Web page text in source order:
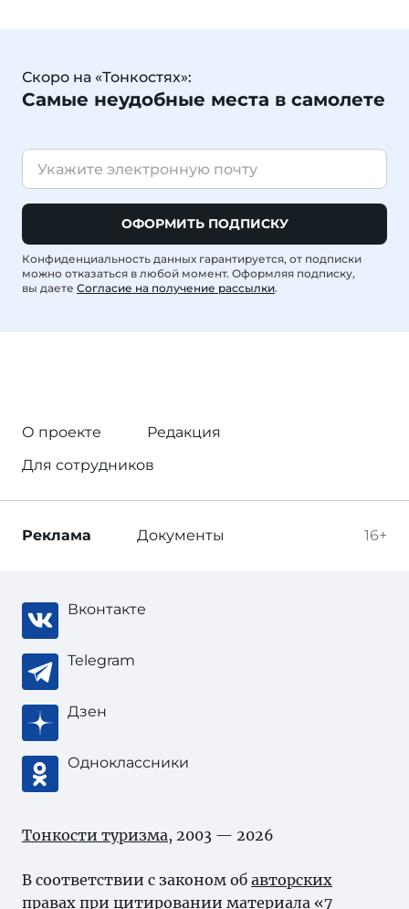
Скоро на «Тонкостях»:
Самые неудобные места в самолете
ОФОРМИТЬ ПОДПИСКУ
Конфиденциальность данных гарантируется, от подписки
можно отказаться в любой момент. Оформляя подписку,
вы даете Согласие на получение рассылки.
О проекте
Редакция
Для сотрудников
16+
Реклама Документы
Вконтакте
Telegram
Дзен
Одноклассники
Тонкости туризма, 2003 — 2026
В соответствии с законом об авторских
правах при цитировании материала «7